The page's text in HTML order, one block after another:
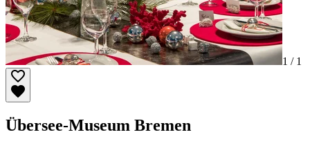
1 / 1
Übersee-Museum Bremen